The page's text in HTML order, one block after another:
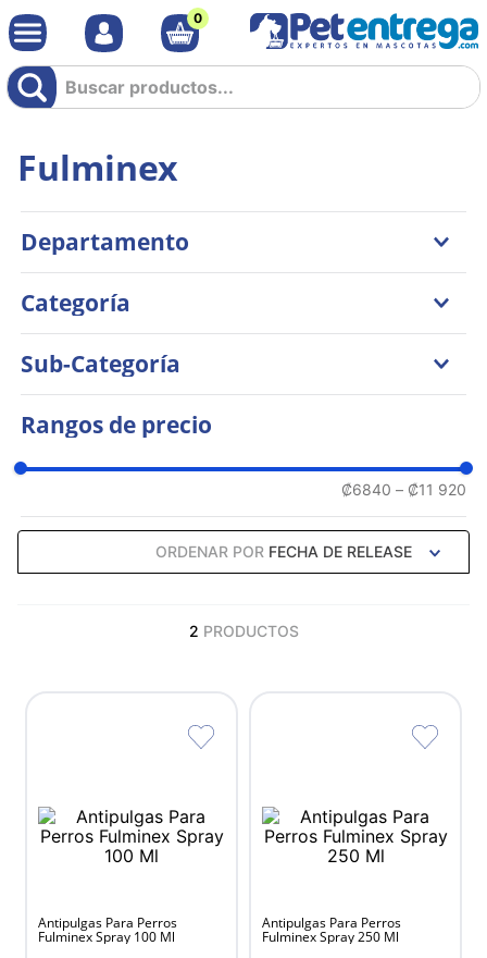
0
Buscar productos...
ORDENAR POR FECHA DE RELEASE
Departamento
Categoría
Sub-Categoría
Rangos de precio
₡6840 – ₡11 920
Fulminex
2 PRODUCTOS
Antipulgas Para Perros
Fulminex Spray 100 Ml
Antipulgas Para Perros
Fulminex Spray 250 Ml